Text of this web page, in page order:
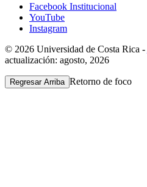
Facebook Institucional
YouTube
Instagram
© 2026 Universidad de Costa Rica -
actualización: agosto, 2026
Regresar Arriba Retorno de foco